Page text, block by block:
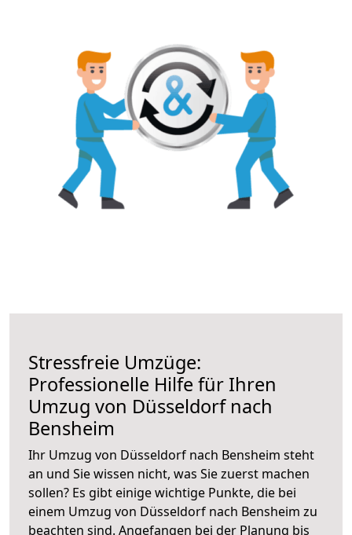
Stressfreie Umzüge:
Professionelle Hilfe für Ihren
Umzug von Düsseldorf nach
Bensheim
Ihr Umzug von Düsseldorf nach Bensheim steht
an und Sie wissen nicht, was Sie zuerst machen
sollen? Es gibt einige wichtige Punkte, die bei
einem Umzug von Düsseldorf nach Bensheim zu
beachten sind. Angefangen bei der Planung bis